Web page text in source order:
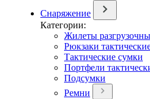
Снаряжение
Категории:
Жилеты
Рюкзаки
Тактические сумки
Портфели
Подсумки
Ремни